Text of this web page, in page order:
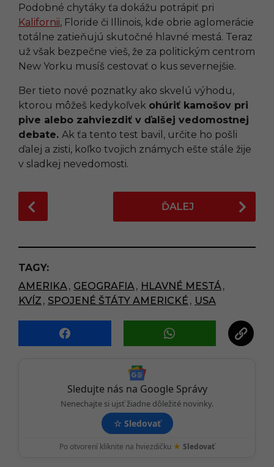
Podobné chytáky ťa dokážu potrápiť pri
Kalifornii, Floride či Illinois, kde obrie aglomerácie
totálne zatieňujú skutočné hlavné mestá. Teraz
už však bezpečne vieš, že za politickým centrom
New Yorku musíš cestovať o kus severnejšie.
Ber tieto nové poznatky ako skvelú výhodu,
ktorou môžeš kedykoľvek ohúriť kamošov pri
pive alebo zahviezdiť v ďalšej vedomostnej
debate. Ak ťa tento test bavil, určite ho pošli
ďalej a zisti, koľko tvojich známych ešte stále žije
v sladkej nevedomosti.
o
t
P
a
g
i
n
a
ĎALEJ
TAGY:
AMERIKA , GEOGRAFIA , HLAVNÉ MESTÁ ,
KVÍZ , SPOJENÉ ŠTÁTY AMERICKÉ , USA
Sledujte nás na Google Správy
Nenechajte si ujsť žiadne dôležité novinky.
☆ Sledovať
Po otvorení kliknite na hviezdičku ★ Sledovať